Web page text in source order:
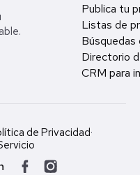
Publica tu
Listas de
Búsquedas
Directorio
CRM para
de Privacidad·